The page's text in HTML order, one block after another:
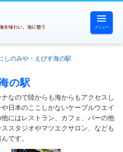
メニュー
しのみや・えびす海の駅
の駅
なので陸からも海からもアクセスし
日本のここしかないケーブルウエイ
にはレストラン、カフェ、バーの他
スタジオやマツエクサロン、なども
です。